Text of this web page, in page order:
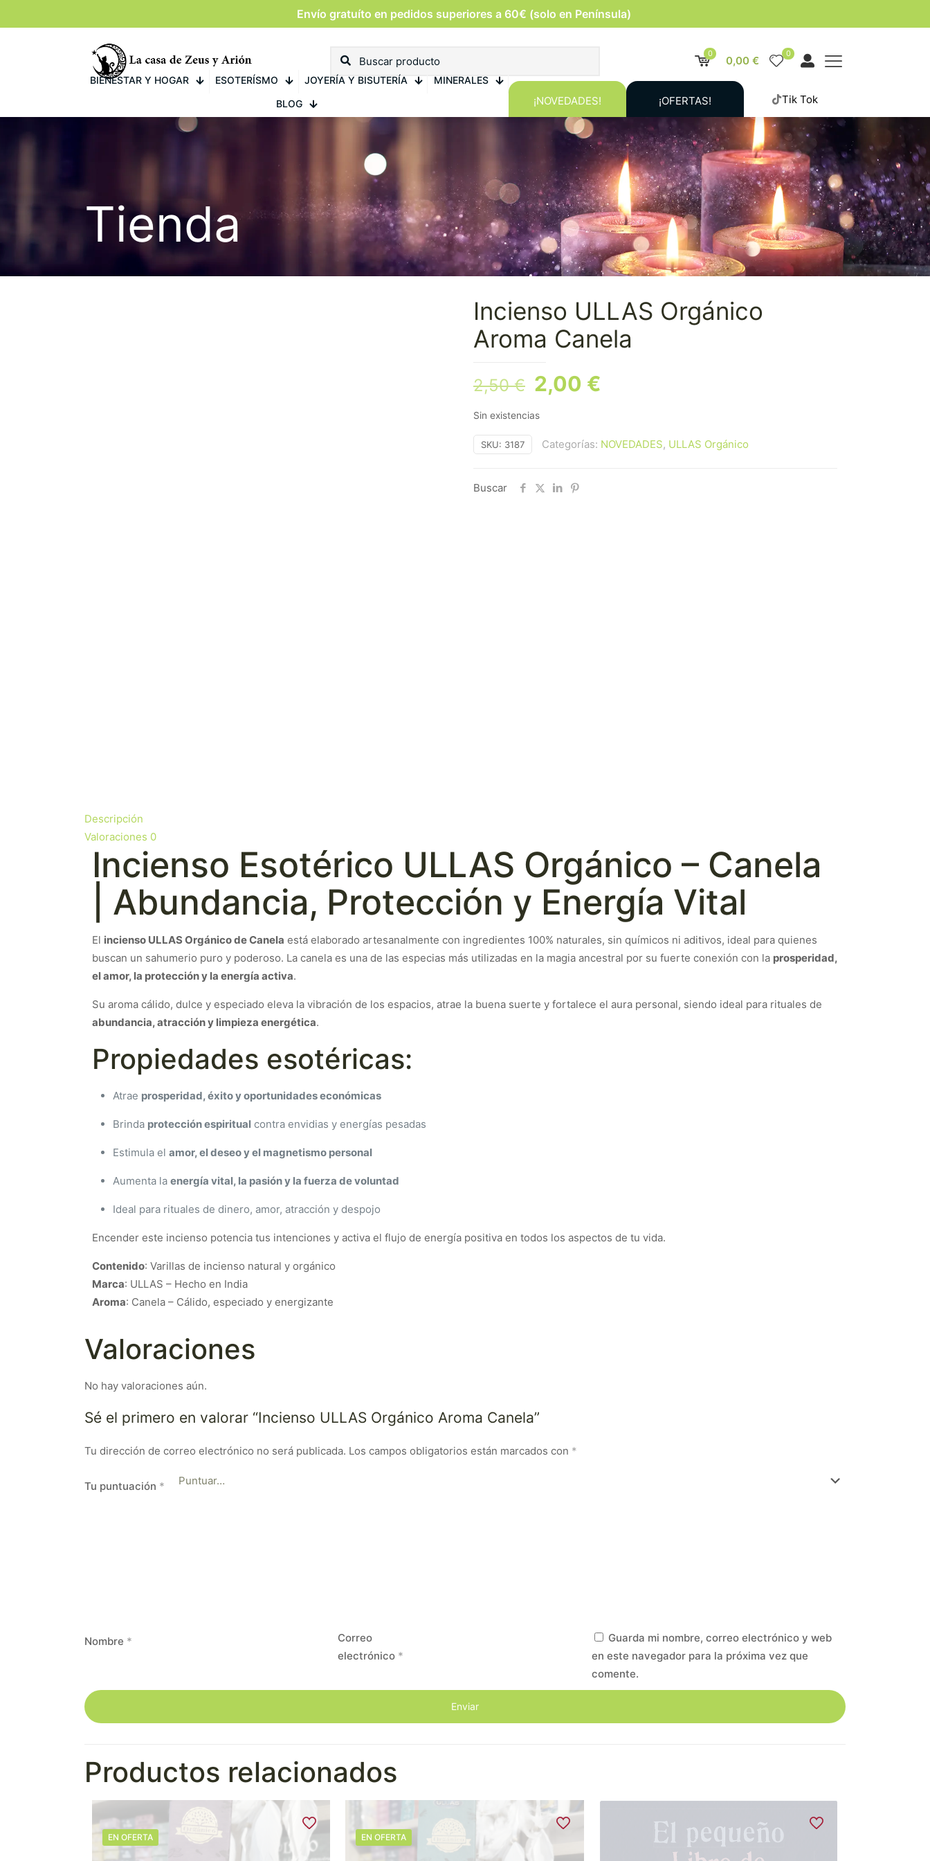
Envío gratuíto en pedidos superiores a 60€ (solo en Península)
0
0,00 €
0
BIENESTAR Y HOGAR ESOTERÍSMO JOYERÍA Y BISUTERÍA
MINERALES
BLOG
¡NOVEDADES! ¡OFERTAS! Tik Tok
Tienda
Incienso ULLAS Orgánico
Aroma Canela
2,50€ El
precio
original
era:
2,00 €
es:
Sin existencias
SKU: 3187 Categorías: NOVEDADES, ULLAS Orgánico
Buscar
Descripción
Valoraciones 0
Incienso Esotérico ULLAS Orgánico – Canela
| Abundancia, Protección y Energía Vital
El incienso ULLAS Orgánico de Canela está elaborado artesanalmente con ingredientes 100% naturales, sin químicos ni aditivos, ideal para quienes
buscan un sahumerio puro y poderoso. La canela es una de las especias más utilizadas en la magia ancestral por su fuerte conexión con la prosperidad,
el amor, la protección y la energía activa.
Su aroma cálido, dulce y especiado eleva la vibración de los espacios, atrae la buena suerte y fortalece el aura personal, siendo ideal para rituales de
abundancia, atracción y limpieza energética.
Propiedades esotéricas:
Atrae prosperidad, éxito y oportunidades económicas
Brinda protección espiritual contra envidias y energías pesadas
Estimula el amor, el deseo y el magnetismo personal
Aumenta la energía vital, la pasión y la fuerza de voluntad
Ideal para rituales de dinero, amor, atracción y despojo
Encender este incienso potencia tus intenciones y activa el flujo de energía positiva en todos los aspectos de tu vida.
Contenido: Varillas de incienso natural y orgánico
Marca: ULLAS – Hecho en India
Aroma: Canela – Cálido, especiado y energizante
Valoraciones
No hay valoraciones aún.
Sé el primero en valorar “Incienso ULLAS Orgánico Aroma Canela”
Tu dirección de correo electrónico no será publicada. Los campos obligatorios están marcados con *
Tu puntuación *
Nombre *
Correo
electrónico *
Guarda mi nombre, correo electrónico y web
en este navegador para la próxima vez que
comente.
Productos relacionados
EN OFERTA EN OFERTA